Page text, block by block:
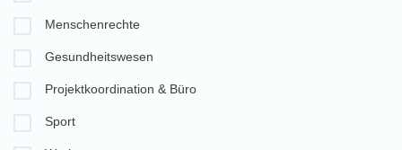
Menschenrechte
Gesundheitswesen
Projektkoordination & Büro
Sport